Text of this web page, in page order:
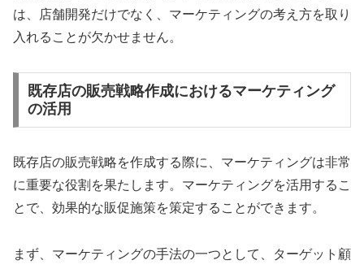
は、店舗開発だけでなく、マーケティングの考え方を取り
入れることが欠かせません。
既存店の販売戦略作成におけるマーケティング
の活用
既存店の販売戦略を作成する際に、マーケティングは非常
に重要な役割を果たします。マーケティングを活用するこ
とで、効果的な販促施策を策定することができます。
まず、マーケティングの手法の一つとして、ターゲット顧